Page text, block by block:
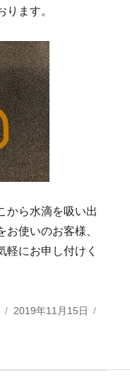
ります。
から水滴を吸い出
使いのお客様、
軽にお申し付けく
投
2019年11月15日